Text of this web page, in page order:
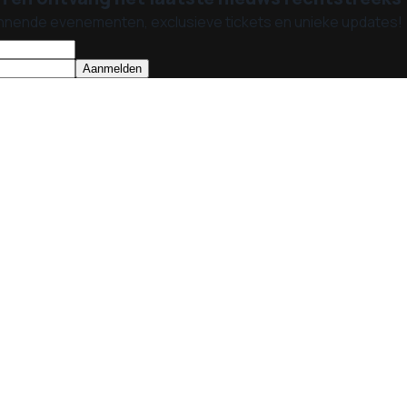
evenementen, exclusieve tickets en unieke updates!